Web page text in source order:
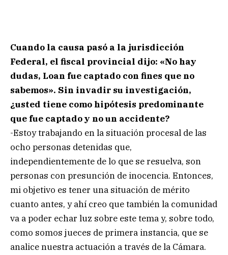
Cuando la causa pasó a la jurisdicción
Federal, el fiscal provincial dijo: «No hay
dudas, Loan fue captado con fines que no
sabemos». Sin invadir su investigación,
¿usted tiene como hipótesis predominante
que fue captado y no un accidente?
-Estoy trabajando en la situación procesal de las
ocho personas detenidas que,
independientemente de lo que se resuelva, son
personas con presunción de inocencia. Entonces,
mi objetivo es tener una situación de mérito
cuanto antes, y ahí creo que también la comunidad
va a poder echar luz sobre este tema y, sobre todo,
como somos jueces de primera instancia, que se
analice nuestra actuación a través de la Cámara.